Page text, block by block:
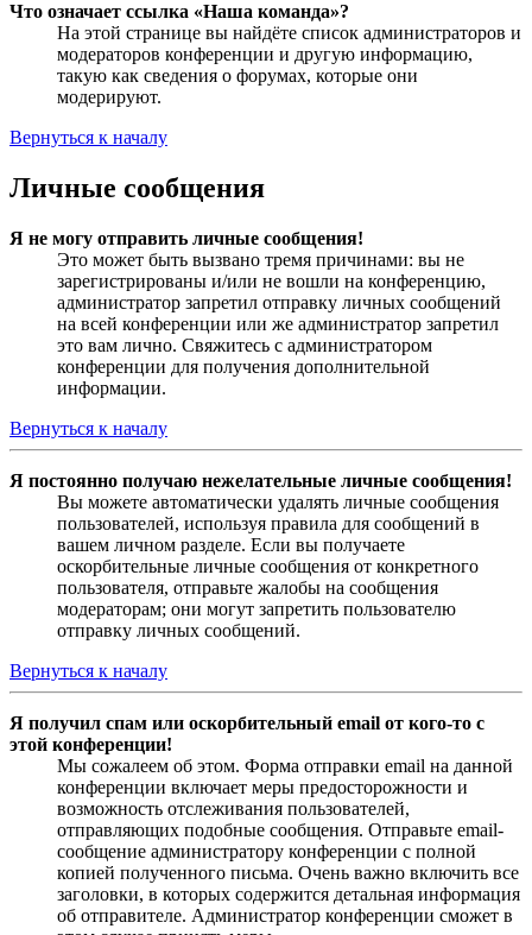
Что означает ссылка «Наша команда»?
На этой странице вы найдёте список администраторов и
модераторов конференции и другую информацию,
такую как сведения о форумах, которые они
модерируют.
Вернуться к началу
Личные сообщения
Я не могу отправить личные сообщения!
Это может быть вызвано тремя причинами: вы не
зарегистрированы и/или не вошли на конференцию,
администратор запретил отправку личных сообщений
на всей конференции или же администратор запретил
это вам лично. Свяжитесь с администратором
конференции для получения дополнительной
информации.
Вернуться к началу
Я постоянно получаю нежелательные личные сообщения!
Вы можете автоматически удалять личные сообщения
пользователей, используя правила для сообщений в
вашем личном разделе. Если вы получаете
оскорбительные личные сообщения от конкретного
пользователя, отправьте жалобы на сообщения
модераторам; они могут запретить пользователю
отправку личных сообщений.
Вернуться к началу
Я получил спам или оскорбительный email от кого-то с
этой конференции!
Мы сожалеем об этом. Форма отправки email на данной
конференции включает меры предосторожности и
возможность отслеживания пользователей,
отправляющих подобные сообщения. Отправьте email-
сообщение администратору конференции с полной
копией полученного письма. Очень важно включить все
заголовки, в которых содержится детальная информация
об отправителе. Администратор конференции сможет в